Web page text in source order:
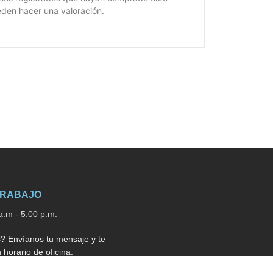
hacer una valoración.
- 5:00 p.m.
Envíanos tu mensaje y te
horario de oficina.